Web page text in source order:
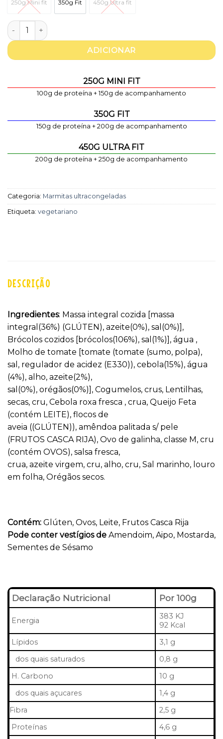
250g Mini fit250g Mini fit
350g Fit350g Fit450g Ultra fit450g Ultra fit
Quantidade de Almôndegas de lentilhas e cogumelos
ADICIONAR
250G MINI FIT
100g de proteína + 150g de acompanhamento
350G FIT
150g de proteína + 200g de acompanhamento
450G ULTRA FIT
200g de proteína + 250g de acompanhamento
Categoria: Marmitas ultracongeladas
Etiqueta: vegetariano
DESCRIÇÃO
Ingredientes: Massa integral cozida [massa
integral(36%) (GLÚTEN), azeite(0%), sal(0%)],
Brócolos cozidos [brócolos(106%), sal(1%)], água ,
Molho de tomate [tomate (tomate (sumo, polpa),
sal, regulador de acidez (E330)), cebola(15%), água
(4%), alho, azeite(2%),
sal(0%), orégãos(0%)], Cogumelos, crus, Lentilhas,
secas, cru, Cebola roxa fresca , crua, Queijo Feta
(contém LEITE), flocos de
aveia ((GLÚTEN)), amêndoa palitada s/ pele
(FRUTOS CASCA RIJA), Ovo de galinha, classe M, cru
(contém OVOS), salsa fresca,
crua, azeite virgem, cru, alho, cru, Sal marinho, louro
em folha, Orégãos secos.
Contém: Glúten, Ovos, Leite, Frutos Casca Rija
Pode conter vestígios de Amendoim, Aipo, Mostarda,
Sementes de Sésamo
Declaração Nutricional Por 100g
Energia
383 KJ
92 Kcal
Lípidos
3,1 g
dos quais saturados
0,8 g
H. Carbono
10 g
dos quais açucares
1,4 g
Fibra
2,5 g
Proteínas
4,6 g